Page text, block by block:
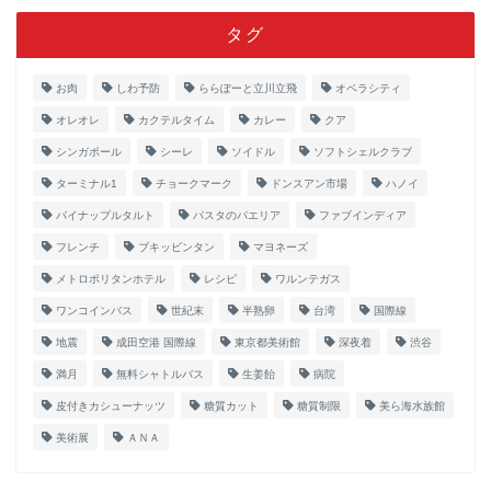
タグ
お肉 しわ予防 ららぽーと立川立飛 オペラシティ
オレオレ カクテルタイム カレー クア
シンガポール シーレ ソイドル ソフトシェルクラブ
ターミナル1 チョークマーク ドンスアン市場 ハノイ
パイナップルタルト パスタのパエリア ファブインディア
フレンチ ブキッビンタン マヨネーズ
メトロポリタンホテル レシピ ワルンテガス
ワンコインバス 世紀末 半熟卵 台湾 国際線
地震 成田空港 国際線 東京都美術館 深夜着 渋谷
満月 無料シャトルバス 生姜飴 病院
皮付きカシューナッツ 糖質カット 糖質制限 美ら海水族館
美術展 ＡＮＡ